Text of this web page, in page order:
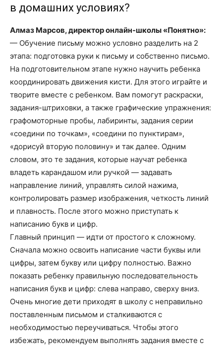
в домашних условиях?
Алмаз Марсов, директор онлайн-школы «Понятно»:
— Обучение письму можно условно разделить на 2
этапа: подготовка руки к письму и собственно письмо.
На подготовительном этапе нужно научить ребенка
координировать движения кисти. Для этого играйте и
творите вместе с ребенком. Вам помогут раскраски,
задания-штриховки, а также графические упражнения:
графомоторные пробы, лабиринты, задания серии
«соедини по точкам», «соедини по пунктирам»,
«дорисуй вторую половину» и так далее. Одним
словом, это те задания, которые научат ребенка
владеть карандашом или ручкой — задавать
направление линий, управлять силой нажима,
контролировать размер изображения, четкость линий
и плавность. После этого можно приступать к
написанию букв и цифр.
Главный принцип — идти от простого к сложному.
Сначала можно освоить написание части буквы или
цифры, затем букву или цифру полностью. Важно
показать ребенку правильную последовательность
написания букв и цифр: слева направо, сверху вниз.
Очень многие дети приходят в школу с неправильно
поставленным письмом и сталкиваются с
необходимостью переучиваться. Чтобы этого
избежать, рекомендуем выполнять задания вместе с